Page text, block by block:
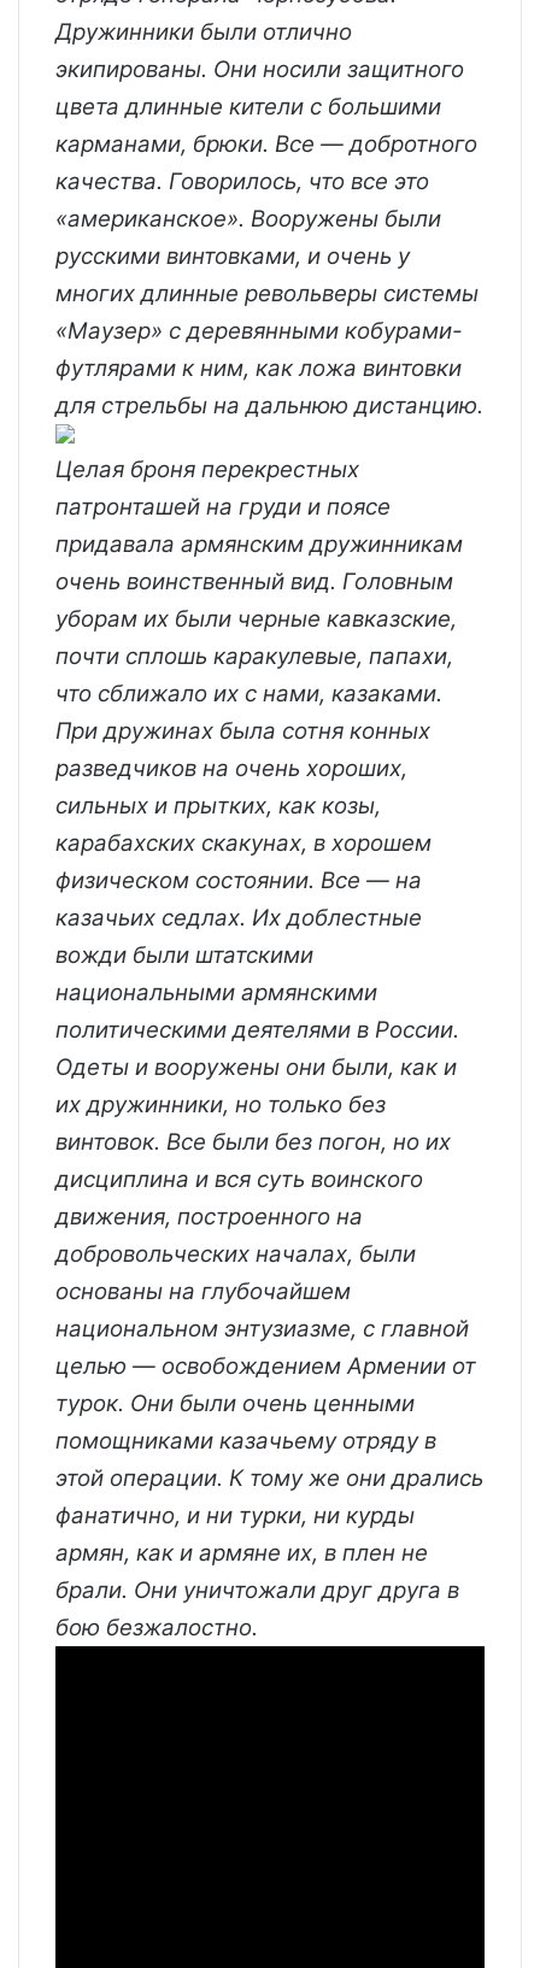
Дружинники были отлично
экипированы. Они носили защитного
цвета длинные кители с большими
карманами, брюки. Все — добротного
качества. Говорилось, что все это
«американское». Вооружены были
русскими винтовками, и очень у
многих длинные револьверы системы
«Маузер» с деревянными кобурами-
футлярами к ним, как ложа винтовки
для стрельбы на дальнюю дистанцию.
Целая броня перекрестных
патронташей на груди и поясе
придавала армянским дружинникам
очень воинственный вид. Головным
уборам их были черные кавказские,
почти сплошь каракулевые, папахи,
что сближало их с нами, казаками.
При дружинах была сотня конных
разведчиков на очень хороших,
сильных и прытких, как козы,
карабахских скакунах, в хорошем
физическом состоянии. Все — на
казачьих седлах. Их доблестные
вожди были штатскими
национальными армянскими
политическими деятелями в России.
Одеты и вооружены они были, как и
их дружинники, но только без
винтовок. Все были без погон, но их
дисциплина и вся суть воинского
движения, построенного на
добровольческих началах, были
основаны на глубочайшем
национальном энтузиазме, с главной
целью — освобождением Армении от
турок. Они были очень ценными
помощниками казачьему отряду в
этой операции. К тому же они дрались
фанатично, и ни турки, ни курды
армян, как и армяне их, в плен не
брали. Они уничтожали друг друга в
бою безжалостно.